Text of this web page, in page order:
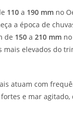
110 a 190 mm no
a época de
de 150 a 210 mm
mais elevados do
atuam com
e mar